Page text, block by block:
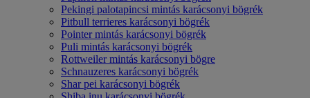
Pekingi palotapincsi mintás karácsonyi bögrék
Pitbull terrieres karácsonyi bögrék
Pointer mintás karácsonyi bögrék
Puli mintás karácsonyi bögrék
Rottweiler mintás karácsonyi bögre
Schnauzeres karácsonyi bögrék
Shar pei karácsonyi bögrék